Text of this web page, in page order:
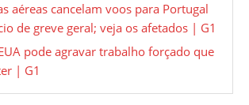
aéreas cancelam voos para Portugal
de greve geral; veja os afetados | G1
pode agravar trabalho forçado que
| G1